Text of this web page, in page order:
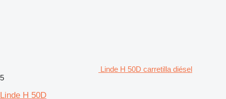
Linde H 50D carretilla diésel
5
Linde H 50D